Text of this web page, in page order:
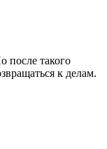
после такого
к делам.